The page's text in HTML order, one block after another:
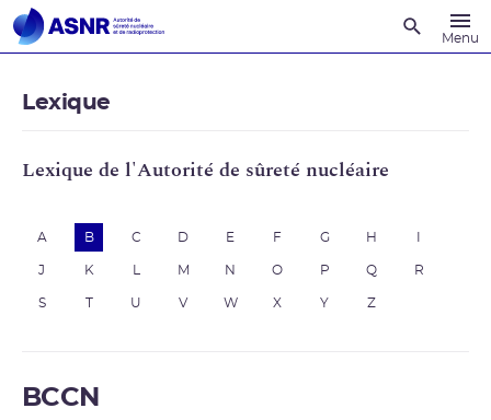
Menu
Lexique
Lexique de l'Autorité de sûreté nucléaire
A B C D E F G H
J K M N O P Q R
S U V W X Y Z
BCCN